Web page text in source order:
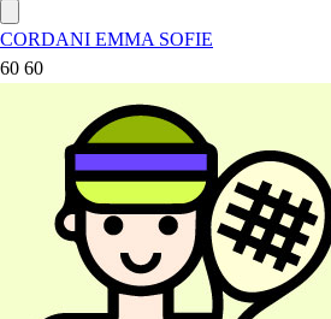
CORDANI EMMA SOFIE
60 60